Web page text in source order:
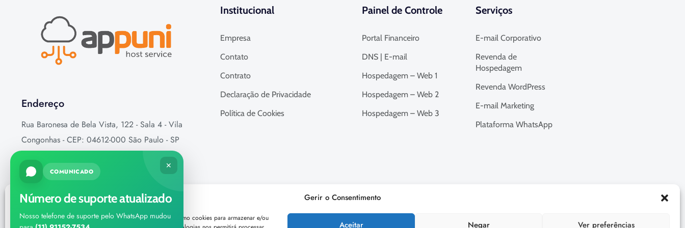
Gerir o Consentimento
Para fornecer as melhores experiências, usamos tecnologias como cookies para armazenar e/ou
Aceitar Negar Ver preferências
✕
COMUNICADO
Número de suporte atualizado
Nosso telefone de suporte pelo WhatsApp mudou
Endereço
Rua Baronesa de Bela Vista, 122 - Sala 4 - Vila
Congonhas - CEP: 04612-000 São Paulo - SP
E-mail: atendimento@appuni.com.br
Institucional
Empresa
Contato
Contrato
Declaração de Privacidade
Política de Cookies
Painel de Controle
Portal Financeiro
DNS | E-mail
Hospedagem – Web 1
Hospedagem – Web 2
Hospedagem – Web 3
Serviços
E-mail Corporativo
Revenda de
Hospedagem
Revenda WordPress
E-mail Marketing
Plataforma WhatsApp